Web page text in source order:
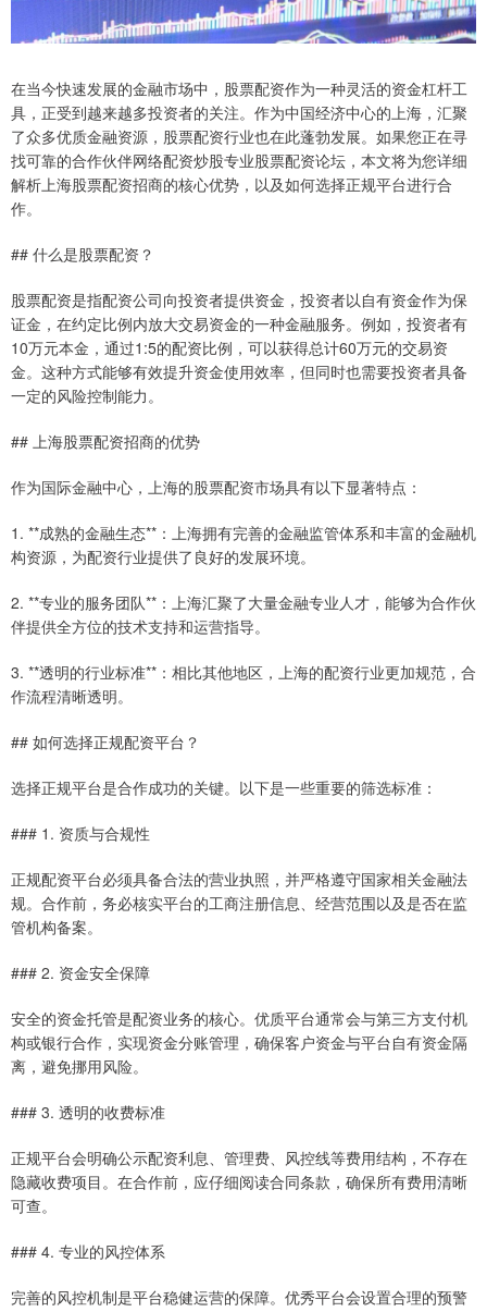
在当今快速发展的金融市场中，股票配资作为一种灵活的资金杠杆工
具，正受到越来越多投资者的关注。作为中国经济中心的上海，汇聚
了众多优质金融资源，股票配资行业也在此蓬勃发展。如果您正在寻
找可靠的合作伙伴网络配资炒股专业股票配资论坛，本文将为您详细
解析上海股票配资招商的核心优势，以及如何选择正规平台进行合
作。
## 什么是股票配资？
股票配资是指配资公司向投资者提供资金，投资者以自有资金作为保
证金，在约定比例内放大交易资金的一种金融服务。例如，投资者有
10万元本金，通过1:5的配资比例，可以获得总计60万元的交易资
金。这种方式能够有效提升资金使用效率，但同时也需要投资者具备
一定的风险控制能力。
## 上海股票配资招商的优势
作为国际金融中心，上海的股票配资市场具有以下显著特点：
1. **成熟的金融生态**：上海拥有完善的金融监管体系和丰富的金融机
构资源，为配资行业提供了良好的发展环境。
2. **专业的服务团队**：上海汇聚了大量金融专业人才，能够为合作伙
伴提供全方位的技术支持和运营指导。
3. **透明的行业标准**：相比其他地区，上海的配资行业更加规范，合
作流程清晰透明。
## 如何选择正规配资平台？
选择正规平台是合作成功的关键。以下是一些重要的筛选标准：
### 1. 资质与合规性
正规配资平台必须具备合法的营业执照，并严格遵守国家相关金融法
规。合作前，务必核实平台的工商注册信息、经营范围以及是否在监
管机构备案。
### 2. 资金安全保障
安全的资金托管是配资业务的核心。优质平台通常会与第三方支付机
构或银行合作，实现资金分账管理，确保客户资金与平台自有资金隔
离，避免挪用风险。
### 3. 透明的收费标准
正规平台会明确公示配资利息、管理费、风控线等费用结构，不存在
隐藏收费项目。在合作前，应仔细阅读合同条款，确保所有费用清晰
可查。
### 4. 专业的风控体系
完善的风控机制是平台稳健运营的保障。优秀平台会设置合理的预警